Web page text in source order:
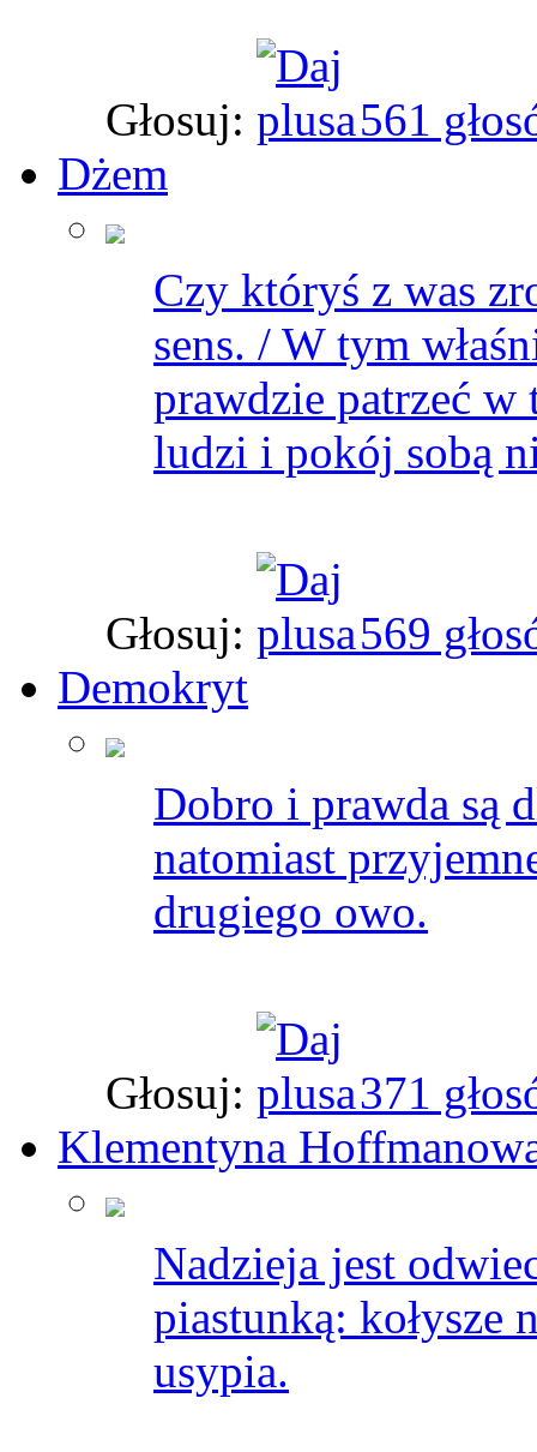
Głosuj:
561
Dżem
Czy któryś z was
sens. / W tym
prawdzie patrzeć
ludzi i pokój sobą
Głosuj:
569
Demokryt
Dobro i prawda są
natomiast
drugiego owo.
Głosuj:
371
Klementyna
Nadzieja jest
piastunką: kołysze
usypia.